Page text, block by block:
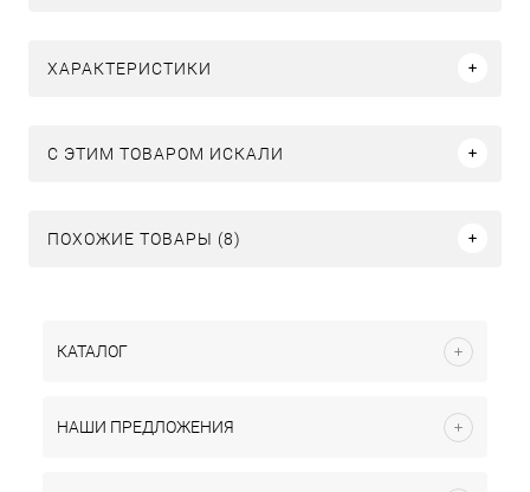
ХАРАКТЕРИСТИКИ
C ЭТИМ ТОВАРОМ ИСКАЛИ
ПОХОЖИЕ ТОВАРЫ (8)
КАТАЛОГ
НАШИ ПРЕДЛОЖЕНИЯ